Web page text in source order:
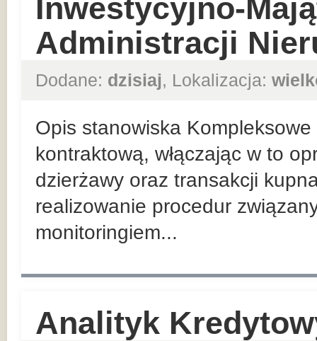
Inwestycyjno-
Administracji
Dodane: dzisiaj, Lokalizacja:
Opis stanowiska
kontraktową, włączając w to
dzierżawy oraz transakcji
realizowanie procedur
monitoringiem...
Analityk